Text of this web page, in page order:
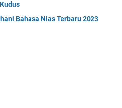
Bahasa Nias Terbaru 2023